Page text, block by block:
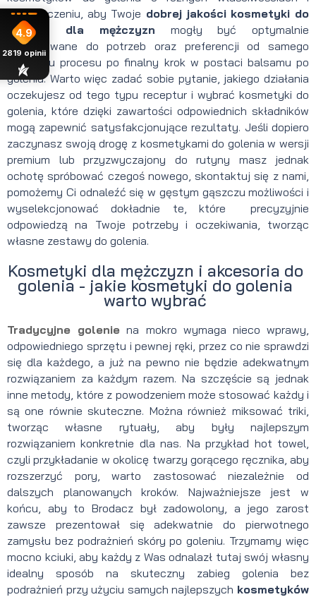
przeznaczeniu, aby Twoje dobrej jakości kosmetyki do
golenia dla mężczyzn mogły być optymalnie
dostosowane do potrzeb oraz preferencji od samego
początku procesu po finalny krok w postaci balsamu po
goleniu. Warto więc zadać sobie pytanie, jakiego działania
oczekujesz od tego typu receptur i wybrać kosmetyki do
golenia, które dzięki zawartości odpowiednich składników
mogą zapewnić satysfakcjonujące rezultaty. Jeśli dopiero
zaczynasz swoją drogę z kosmetykami do golenia w wersji
premium lub przyzwyczajony do rutyny masz jednak
ochotę spróbować czegoś nowego, skontaktuj się z nami,
pomożemy Ci odnaleźć się w gęstym gąszczu możliwości i
wyselekcjonować dokładnie te, które precyzyjnie
odpowiedzą na Twoje potrzeby i oczekiwania, tworząc
własne zestawy do golenia.
Kosmetyki dla mężczyzn i akcesoria do
golenia - jakie kosmetyki do golenia
warto wybrać
Tradycyjne golenie na mokro wymaga nieco wprawy,
odpowiedniego sprzętu i pewnej ręki, przez co nie sprawdzi
się dla każdego, a już na pewno nie będzie adekwatnym
rozwiązaniem za każdym razem. Na szczęście są jednak
inne metody, które z powodzeniem może stosować każdy i
są one równie skuteczne. Można również miksować triki,
tworząc własne rytuały, aby były najlepszym
rozwiązaniem konkretnie dla nas. Na przykład hot towel,
czyli przykładanie w okolicę twarzy gorącego ręcznika, aby
rozszerzyć pory, warto zastosować niezależnie od
dalszych planowanych kroków. Najważniejsze jest w
końcu, aby to Brodacz był zadowolony, a jego zarost
zawsze prezentował się adekwatnie do pierwotnego
zamysłu bez podrażnień skóry po goleniu. Trzymamy więc
mocno kciuki, aby każdy z Was odnalazł tutaj swój własny
idealny sposób na skuteczny zabieg golenia bez
podrażnień przy użyciu samych najlepszych kosmetyków
4.9
2819 opinii